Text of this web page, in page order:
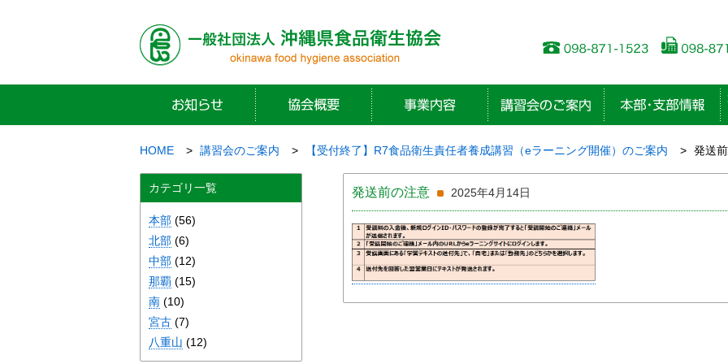
HOME 講習会のご案内 【受付終了】R7食品衛生責任者養成講習（eラーニング開催）のご案内 発送
カテゴリ一覧
本部 (56)
北部 (6)
中部 (12)
那覇 (15)
南 (10)
宮古 (7)
八重山 (12)
発送前の注意 2025年4月14日